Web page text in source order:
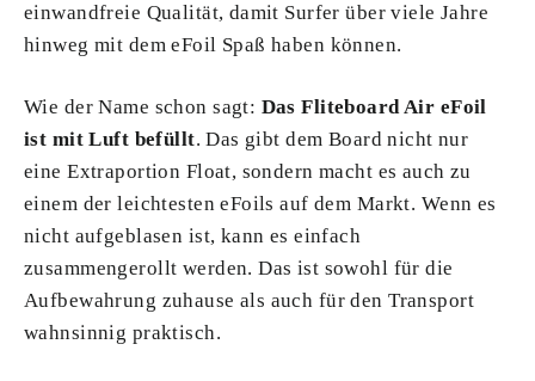
einwandfreie Qualität, damit Surfer über viele Jahre
hinweg mit dem eFoil Spaß haben können.
Wie der Name schon sagt: Das Fliteboard Air eFoil
ist mit Luft befüllt. Das gibt dem Board nicht nur
eine Extraportion Float, sondern macht es auch zu
einem der leichtesten eFoils auf dem Markt. Wenn es
nicht aufgeblasen ist, kann es einfach
zusammengerollt werden. Das ist sowohl für die
Aufbewahrung zuhause als auch für den Transport
wahnsinnig praktisch.